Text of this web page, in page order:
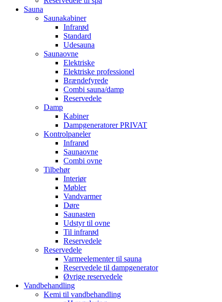
Sauna
Saunakabiner
Infrarød
Standard
Udesauna
Saunaovne
Elektriske
Elektriske professionel
Brændefyrede
Combi sauna/damp
Reservedele
Damp
Kabiner
Dampgeneratorer PRIVAT
Kontrolpaneler
Infrarød
Saunaovne
Combi ovne
Tilbehør
Interiør
Møbler
Vandvarmer
Døre
Saunasten
Udstyr til ovne
Til infrarød
Reservedele
Reservedele
Varmeelementer til sauna
Reservedele til dampgenerator
Øvrige reservedele
Vandbehandling
Kemi til vandbehandling